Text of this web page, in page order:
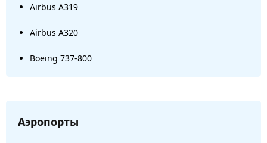
Airbus A319
Airbus A320
Boeing 737-800
Аэропорты